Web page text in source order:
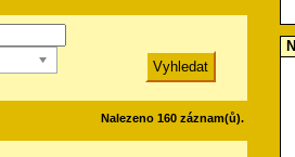
Nalezeno 160 záznam(ů).